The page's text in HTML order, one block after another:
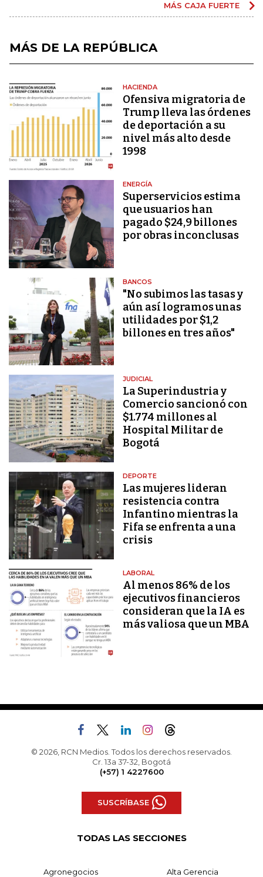
MÁS CAJA FUERTE
MÁS DE LA REPÚBLICA
HACIENDA
Ofensiva migratoria de
Trump lleva las órdenes
de deportación a su
nivel más alto desde
1998
ENERGÍA
Superservicios estima
que usuarios han
pagado $24,9 billones
por obras inconclusas
BANCOS
"No subimos las tasas y
aún así logramos unas
utilidades por $1,2
billones en tres años"
JUDICIAL
La Superindustria y
Comercio sancionó con
$1.774 millones al
Hospital Militar de
Bogotá
DEPORTE
Las mujeres lideran
resistencia contra
Infantino mientras la
Fifa se enfrenta a una
crisis
LABORAL
Al menos 86% de los
ejecutivos financieros
consideran que la IA es
más valiosa que un MBA
© 2026, RCN Medios. Todos los derechos reservados.
Cr. 13a 37-32, Bogotá
(+57) 1 4227600
SUSCRÍBASE
TODAS LAS SECCIONES
Agronegocios Alta Gerencia